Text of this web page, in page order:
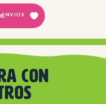
ENVIOS
CON